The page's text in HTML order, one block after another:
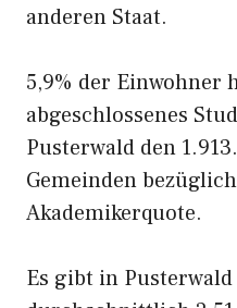
anderen Staat.
5,9% der Einwohner
abgeschlossenes
Pusterwald den
Gemeinden
Akademikerquote.
Es gibt in